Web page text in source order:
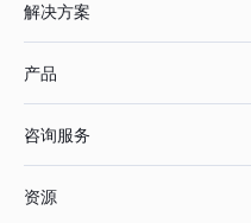
解决方案
鞋服行业
产品
咨询服务
资源